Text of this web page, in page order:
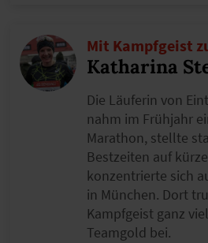
Mit Kampfgeist
Katharina
Die Läuferin von
nahm im Frühjahr
Marathon, stellte
Bestzeiten auf
konzentrierte sich
in München. Dort
Kampfgeist ganz
Teamgold bei.